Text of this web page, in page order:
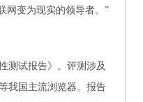
网变为现实的领导者。”
测试报告》。评测涉及
我国主流浏览器。报告